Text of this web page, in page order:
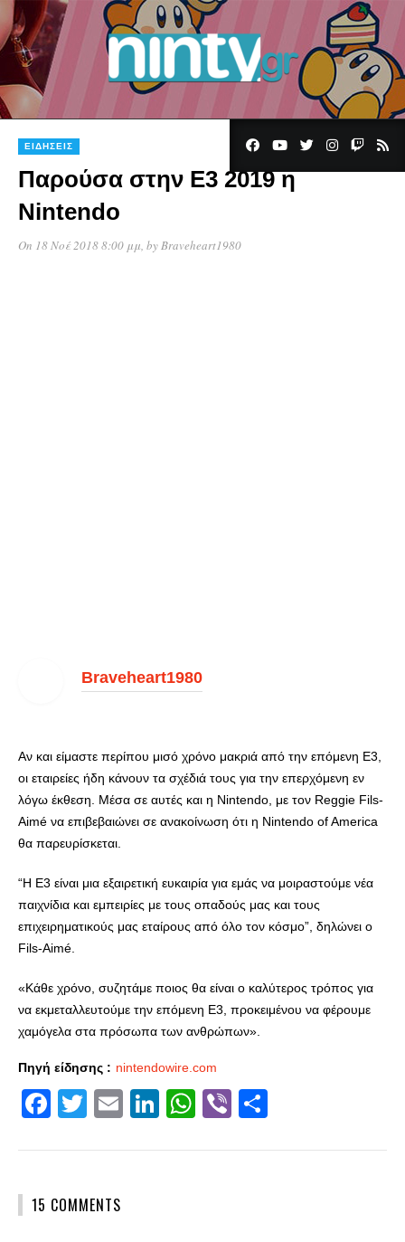
ΕΙΔΉΣΕΙΣ 15
Παρούσα στην Ε3 2019 η
Nintendo
On 18 Νοέ 2018 8:00 μμ, byBraveheart1980
Braveheart1980
Αν και είμαστε περίπου μισό χρόνο μακριά από την επόμενη Ε3,
οι εταιρείες ήδη κάνουν τα σχέδιά τους για την επερχόμενη εν
λόγω έκθεση. Μέσα σε αυτές και η Nintendo, με τον Reggie Fils-
Aimé να επιβεβαιώνει σε ανακοίνωση ότι η Nintendo of America
θα παρευρίσκεται.
“H E3 είναι μια εξαιρετική ευκαιρία για εμάς να μοιραστούμε νέα
παιχνίδια και εμπειρίες με τους οπαδούς μας και τους
επιχειρηματικούς μας εταίρους από όλο τον κόσμο”, δηλώνει ο
Fils-Aimé.
«Κάθε χρόνο, συζητάμε ποιος θα είναι ο καλύτερος τρόπος για
να εκμεταλλευτούμε την επόμενη E3, προκειμένου να φέρουμε
χαμόγελα στα πρόσωπα των ανθρώπων».
Πηγή είδησης : nintendowire.com
Facebook
Twitter
EmailLinkedIn
WhatsApp
Viber
15 COMMENTS